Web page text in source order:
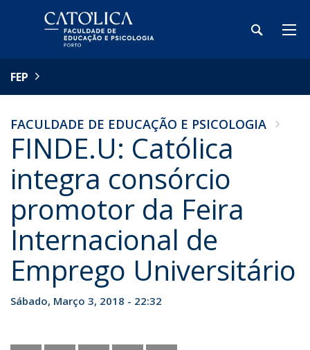
FEP
FACULDADE DE EDUCAÇÃO E PSICOLOGIA
FINDE.U: Católica
integra consórcio
promotor da Feira
Internacional de
Emprego Universitário
Sábado, Março 3, 2018 - 22:32